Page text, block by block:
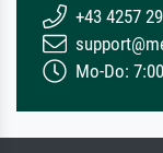
+43 4257
Mo-Do: